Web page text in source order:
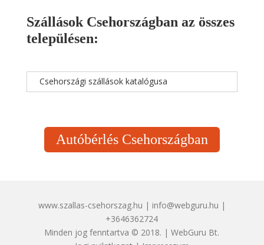
Szállások Csehországban az összes
településen:
Csehországi szállások katalógusa
Autóbérlés Csehországban
www.szallas-csehorszag.hu | info@webguru.hu |
+3646362724
Minden jog fenntartva © 2018. | WebGuru Bt.